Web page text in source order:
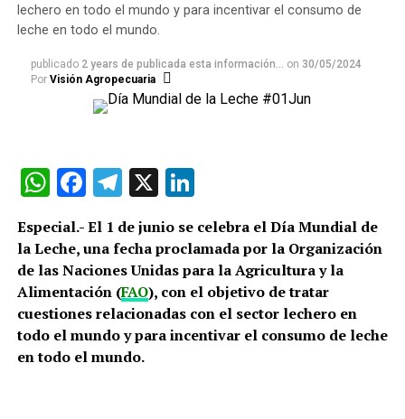
lechero en todo el mundo y para incentivar el consumo de
leche en todo el mundo.
publicado 2 years de publicada esta información... on 30/05/2024
Por Visión Agropecuaria
WhatsApp
Facebook
Telegram
X LinkedIn
Especial.- El 1 de junio se celebra el Día Mundial de
la Leche, una fecha proclamada por la Organización
de las Naciones Unidas para la Agricultura y la
Alimentación (FAO), con el objetivo de tratar
cuestiones relacionadas con el sector lechero en
todo el mundo y para incentivar el consumo de leche
en todo el mundo.